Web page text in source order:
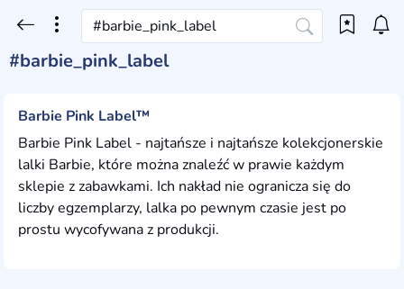
#barbie_pink_label
Barbie Pink Label™
Barbie Pink Label - najtańsze i najtańsze kolekcjonerskie
lalki Barbie, które można znaleźć w prawie każdym
sklepie z zabawkami. Ich nakład nie ogranicza się do
liczby egzemplarzy, lalka po pewnym czasie jest po
prostu wycofywana z produkcji.